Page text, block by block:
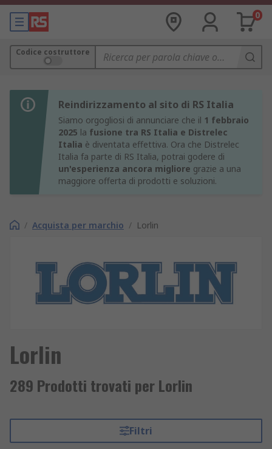
0
Codice costruttore
Reindirizzamento al sito di RS Italia
Siamo orgogliosi di annunciare che il 1 febbraio
2025 la fusione tra RS Italia e Distrelec
Italia è diventata effettiva. Ora che Distrelec
Italia fa parte di RS Italia, potrai godere di
un'esperienza ancora migliore grazie a una
maggiore offerta di prodotti e soluzioni.
/ Acquista per marchio / Lorlin
Lorlin
289 Prodotti trovati per Lorlin
Filtri